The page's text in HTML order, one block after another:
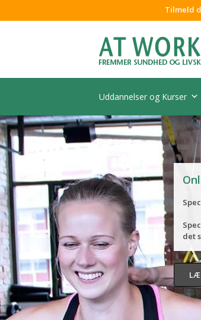
Tilmeld
Uddannelser og Kurser
det